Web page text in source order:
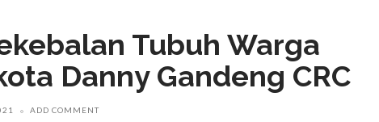
Tubuh Warga
Danny Gandeng CRC
ADD COMMENT